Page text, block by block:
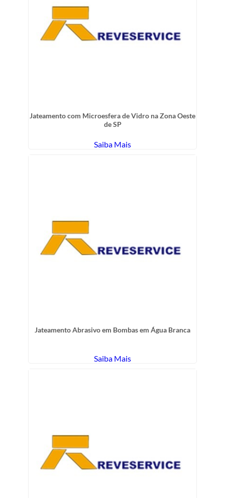
Jateamento com Microesfera de Vidro na Zona Oeste
de SP
Saiba Mais
Jateamento Abrasivo em Bombas em Água Branca
Saiba Mais